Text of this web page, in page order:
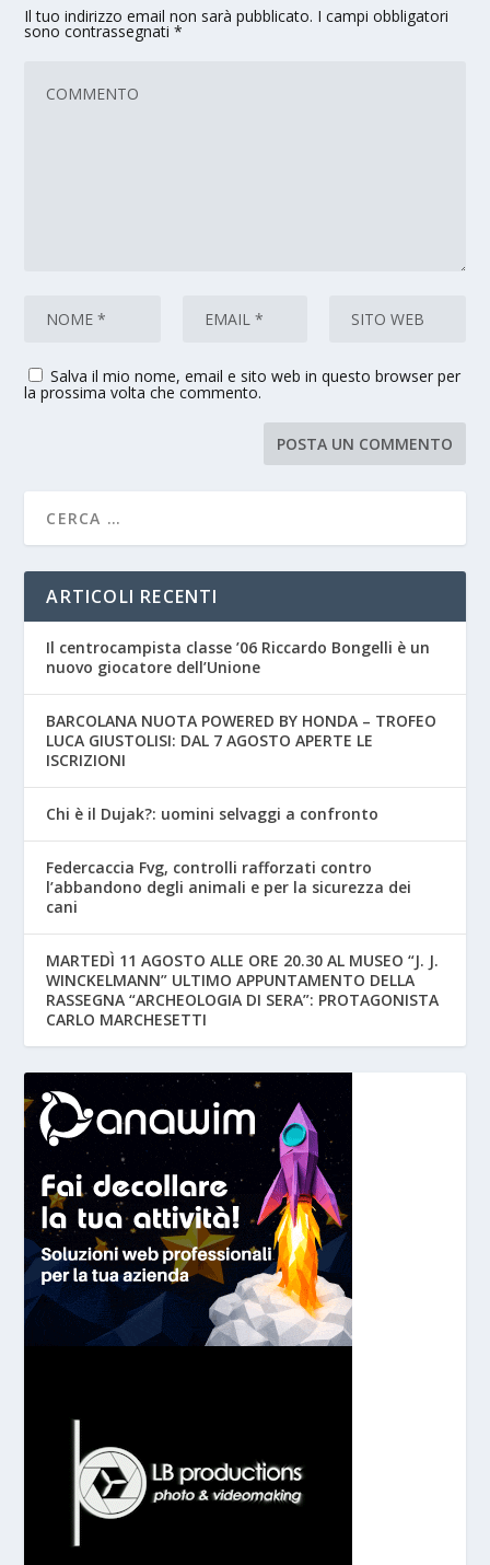
Il tuo indirizzo email non sarà pubblicato. I campi obbligatori
sono contrassegnati*
Salva il mio nome, email e sito web in questo browser per
la prossima volta che commento.
ARTICOLI RECENTI
Il centrocampista classe ’06 Riccardo Bongelli è un
nuovo giocatore dell’Unione
BARCOLANA NUOTA POWERED BY HONDA – TROFEO
LUCA GIUSTOLISI: DAL 7 AGOSTO APERTE LE
ISCRIZIONI
Chi è il Dujak?: uomini selvaggi a confronto
Federcaccia Fvg, controlli rafforzati contro
l’abbandono degli animali e per la sicurezza dei
cani
MARTEDÌ 11 AGOSTO ALLE ORE 20.30 AL MUSEO “J. J.
WINCKELMANN” ULTIMO APPUNTAMENTO DELLA
RASSEGNA “ARCHEOLOGIA DI SERA”: PROTAGONISTA
CARLO MARCHESETTI